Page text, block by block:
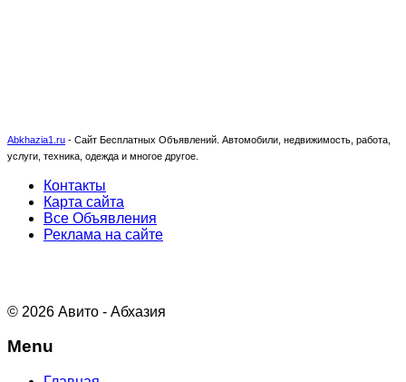
Abkhazia1.ru - Сайт Бесплатных Объявлений. Автомобили, недвижимость, работа,
услуги, техника, одежда и многое другое.
Контакты
Карта сайта
Все Объявления
Реклама на сайте
© 2026 Авито - Абхазия
Menu